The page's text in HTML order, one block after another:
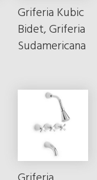
Griferia Kubic
Bidet, Griferia
Sudamericana